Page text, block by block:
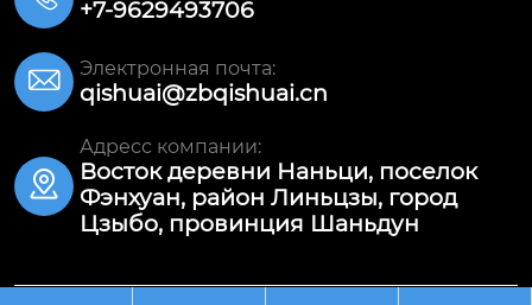
+7-9629493706
 Электронная почта:
qishuai@zbqishuai.cn

Адресс компании:
Восток деревни Наньци, поселок
Фэнхуан, район Линьцзы, город
Цзыбо, провинция Шаньдун